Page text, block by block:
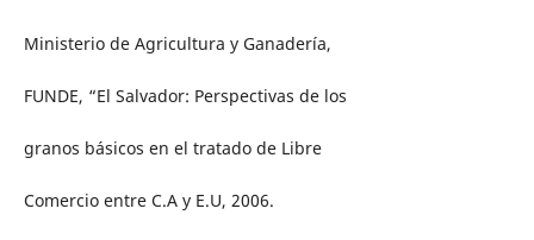
Ministerio de Agricultura y Ganadería,
FUNDE, “El Salvador: Perspectivas de los
granos básicos en el tratado de Libre
Comercio entre C.A y E.U, 2006.